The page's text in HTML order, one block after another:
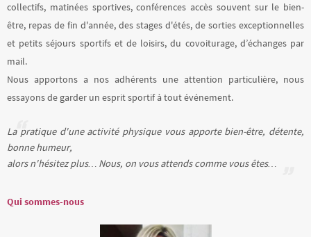
collectifs, matinées sportives, conférences accès souvent sur le bien-
être, repas de fin d'année, des stages d'étés, de sorties exceptionnelles
et petits séjours sportifs et de loisirs, du covoiturage, d’échanges par
mail.
Nous apportons a nos adhérents une attention particulière, nous
essayons de garder un esprit sportif à tout événement.
La pratique d'une activité physique vous apporte bien-être, détente,
bonne humeur,
alors n'hésitez plus… Nous, on vous attends comme vous êtes…
Qui sommes-nous